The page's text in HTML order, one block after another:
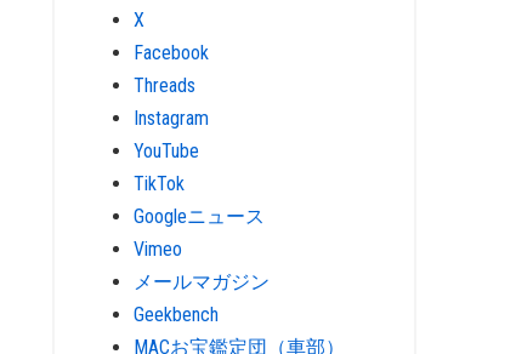
X
Facebook
Threads
Instagram
YouTube
TikTok
Googleニュース
Vimeo
メールマガジン
Geekbench
MACお宝鑑定団（車部）